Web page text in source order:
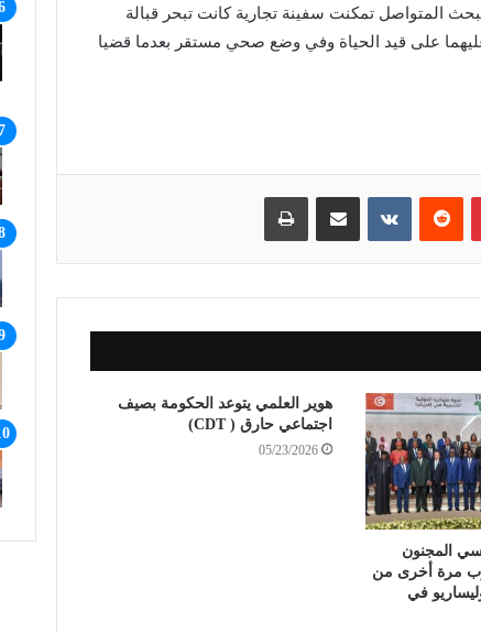
المتواصل تمكنت سفينة تجارية كانت تبحر قبالة
على قيد الحياة وفي وضع صحي مستقر بعدما قضيا
بينتيريست مشاركة عبر البريد طباعة
المجنون
مرة أخرى من
في
هوير العلمي يتوعد الحكومة بصيف
اجتماعي حارق ( CDT)
05/23/2026